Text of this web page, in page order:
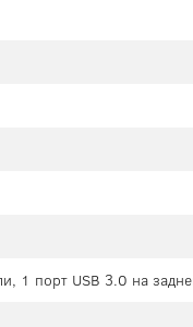
1 порт USB 3.0 на